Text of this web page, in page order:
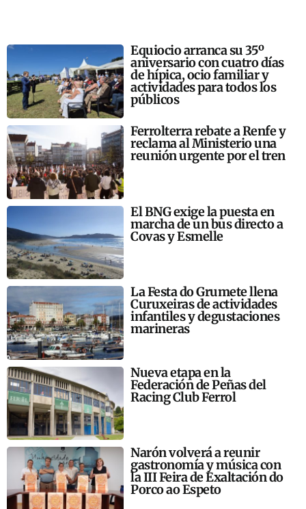
Equiocio arranca su 35º
aniversario con cuatro días
de hípica, ocio familiar y
actividades para todos los
públicos
Ferrolterra rebate a Renfe y
reclama al Ministerio una
reunión urgente por el tren
El BNG exige la puesta en
marcha de un bus directo a
Covas y Esmelle
La Festa do Grumete llena
Curuxeiras de actividades
infantiles y degustaciones
marineras
Nueva etapa en la
Federación de Peñas del
Racing Club Ferrol
Narón volverá a reunir
gastronomía y música con
la III Feira de Exaltación do
Porco ao Espeto